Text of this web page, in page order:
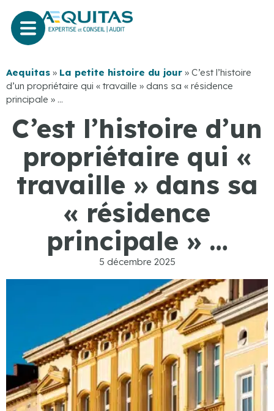
Aequitas » La petite histoire du jour » C’est l’histoire
d’un propriétaire qui « travaille » dans sa « résidence
principale » …
C’est l’histoire d’un
propriétaire qui «
travaille » dans sa
« résidence
principale » …
5 décembre 2025